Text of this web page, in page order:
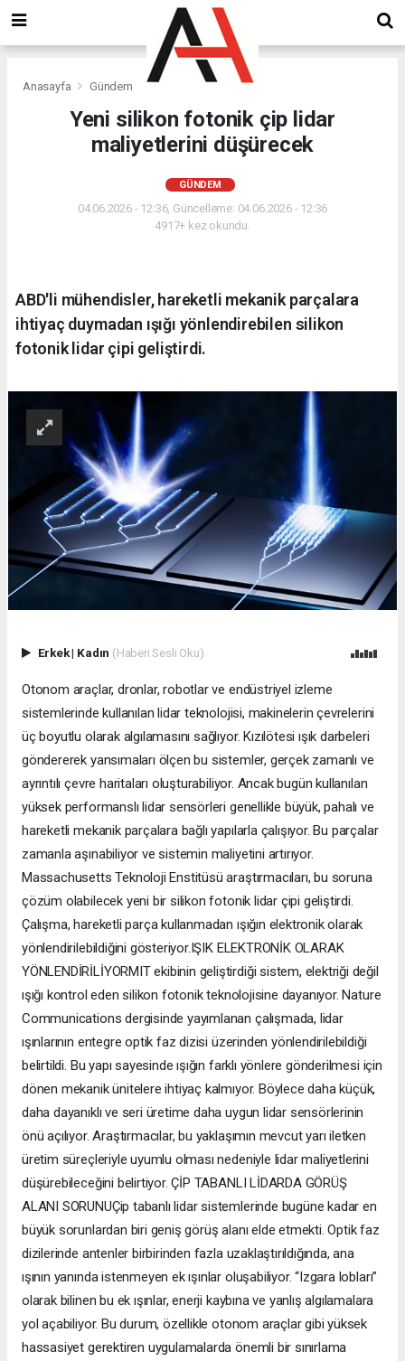
Anasayfa Gündem
Yeni silikon fotonik çip lidar
maliyetlerini düşürecek
GÜNDEM
04.06.2026 - 12:36, Güncelleme: 04.06.2026 - 12:36
4917+ kez okundu.
ABD'li mühendisler, hareketli mekanik parçalara
ihtiyaç duymadan ışığı yönlendirebilen silikon
fotonik lidar çipi geliştirdi.
Erkek| Kadın (Haberi Sesli Oku)
Otonom araçlar, dronlar, robotlar ve endüstriyel izleme
sistemlerinde kullanılan lidar teknolojisi, makinelerin çevrelerini
üç boyutlu olarak algılamasını sağlıyor. Kızılötesi ışık darbeleri
göndererek yansımaları ölçen bu sistemler, gerçek zamanlı ve
ayrıntılı çevre haritaları oluşturabiliyor. Ancak bugün kullanılan
yüksek performanslı lidar sensörleri genellikle büyük, pahalı ve
hareketli mekanik parçalara bağlı yapılarla çalışıyor. Bu parçalar
zamanla aşınabiliyor ve sistemin maliyetini artırıyor.
Massachusetts Teknoloji Enstitüsü araştırmacıları, bu soruna
çözüm olabilecek yeni bir silikon fotonik lidar çipi geliştirdi.
Çalışma, hareketli parça kullanmadan ışığın elektronik olarak
yönlendirilebildiğini gösteriyor.IŞIK ELEKTRONİK OLARAK
YÖNLENDİRİLİYORMIT ekibinin geliştirdiği sistem, elektriği değil
ışığı kontrol eden silikon fotonik teknolojisine dayanıyor. Nature
Communications dergisinde yayımlanan çalışmada, lidar
ışınlarının entegre optik faz dizisi üzerinden yönlendirilebildiği
belirtildi. Bu yapı sayesinde ışığın farklı yönlere gönderilmesi için
dönen mekanik ünitelere ihtiyaç kalmıyor. Böylece daha küçük,
daha dayanıklı ve seri üretime daha uygun lidar sensörlerinin
önü açılıyor. Araştırmacılar, bu yaklaşımın mevcut yarı iletken
üretim süreçleriyle uyumlu olması nedeniyle lidar maliyetlerini
düşürebileceğini belirtiyor. ÇİP TABANLI LİDARDA GÖRÜŞ
ALANI SORUNUÇip tabanlı lidar sistemlerinde bugüne kadar en
büyük sorunlardan biri geniş görüş alanı elde etmekti. Optik faz
dizilerinde antenler birbirinden fazla uzaklaştırıldığında, ana
ışının yanında istenmeyen ek ışınlar oluşabiliyor. “Izgara lobları”
olarak bilinen bu ek ışınlar, enerji kaybına ve yanlış algılamalara
yol açabiliyor. Bu durum, özellikle otonom araçlar gibi yüksek
hassasiyet gerektiren uygulamalarda önemli bir sınırlama